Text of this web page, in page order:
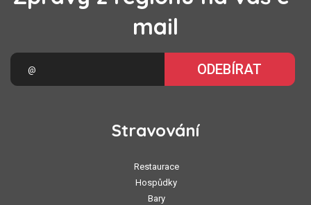
mail
ODEBÍRAT
Stravování
Restaurace
Hospůdky
Bary